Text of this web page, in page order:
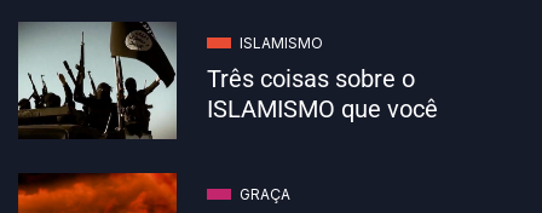
ISLAMISMO
Três coisas sobre o
ISLAMISMO que você
GRAÇA